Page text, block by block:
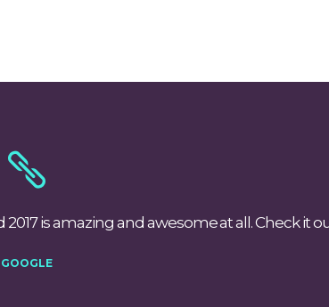
is amazing and awesome at all. Check it
GOOGLE